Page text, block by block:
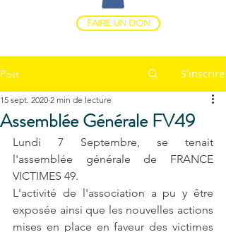
FAIRE UN DON
Post S'inscrire
Assemblée Générale FV49
15 sept. 2020 2 min de lecture
Lundi 7 Septembre, se tenait
l'assemblée générale de FRANCE
VICTIMES 49.
L'activité de l'association a pu y être
exposée ainsi que les nouvelles actions
mises en place en faveur des victimes